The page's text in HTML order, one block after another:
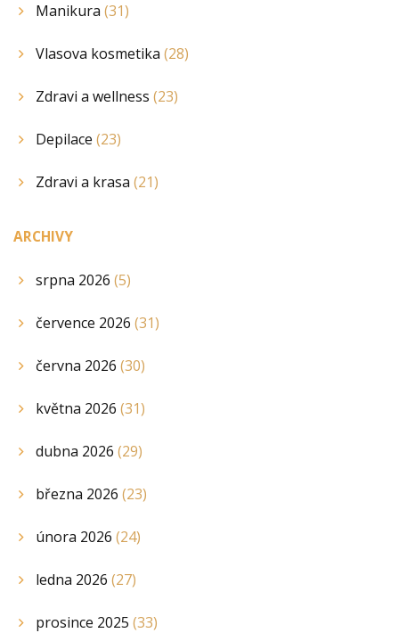
Manikura (31)
Vlasova kosmetika (28)
Zdravi a wellness (23)
Depilace (23)
Zdravi a krasa (21)
ARCHIVY
srpna 2026 (5)
července 2026 (31)
června 2026 (30)
května 2026 (31)
dubna 2026 (29)
března 2026 (23)
února 2026 (24)
ledna 2026 (27)
prosince 2025 (33)